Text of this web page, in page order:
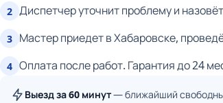
2 Диспетчер уточнит проблему и
3 Мастер приедет в Хабаровске,
4 Оплата после работ. Гарантия до 24
Выезд за 60 минут— ближайший